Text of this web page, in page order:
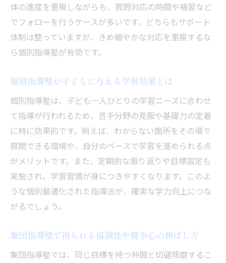
体の進度を重視しながらも、質問対応の時間や補習など
でフォローを行うケースが多いです。どちらもサポート
体制は整っていますが、きめ細やかな対応を重視するな
ら個別指導塾が有効です。
個別指導塾が子どもに与える学習効果とは
個別指導塾は、子ども一人ひとりの学習ニーズに合わせ
て指導が行われるため、苦手分野の克服や基礎力の定着
に特に効果的です。例えば、わからない箇所をその場で
質問できる環境や、自分のペースで学習を進められる点
がメリットです。また、定期的な振り返りや目標設定も
実施され、学習習慣が身につきやすくなります。このよ
うな個別最適化された指導法が、確実な学力向上につな
がるでしょう。
集団指導塾で得られる協調性や競争心の伸ばし方
集団指導塾では、同じ目標を持つ仲間と切磋琢磨するこ